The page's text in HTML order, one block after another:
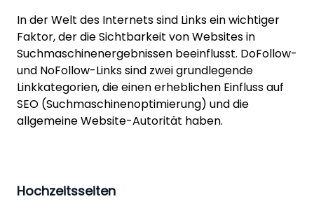
In der Welt des Internets sind Links ein wichtiger
Faktor, der die Sichtbarkeit von Websites in
Suchmaschinenergebnissen beeinflusst. DoFollow-
und NoFollow-Links sind zwei grundlegende
Linkkategorien, die einen erheblichen Einfluss auf
SEO (Suchmaschinenoptimierung) und die
allgemeine Website-Autorität haben.
Hochzeitsseiten